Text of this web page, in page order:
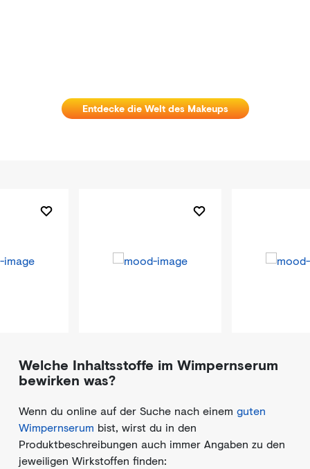
Entdecke die Welt des Makeups
Welche Inhaltsstoffe im Wimpernserum
bewirken was?
Wenn du online auf der Suche nach einem guten
Wimpernserum bist, wirst du in den
Produktbeschreibungen auch immer Angaben zu den
jeweiligen Wirkstoffen finden: